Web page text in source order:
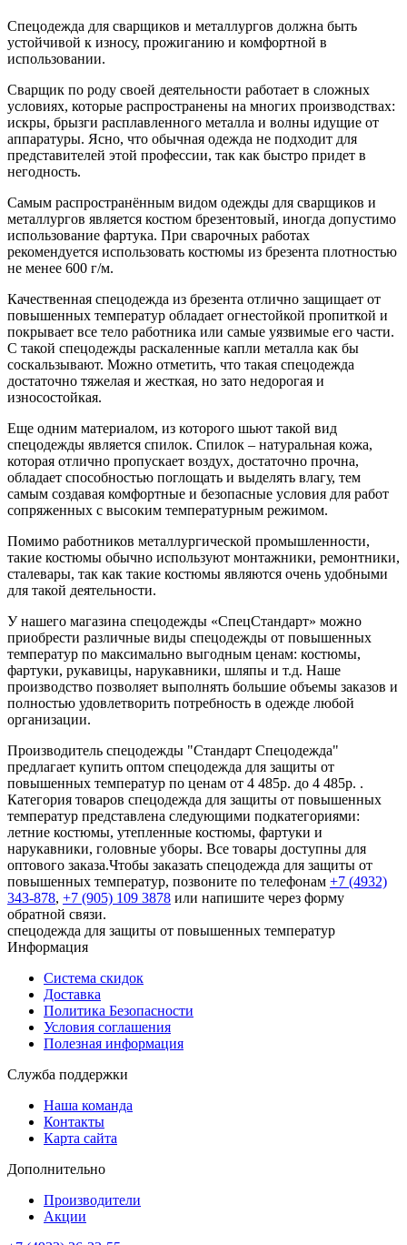
Спецодежда для сварщиков и металлургов должна быть
устойчивой к износу, прожиганию и комфортной в
использовании.
Сварщик по роду своей деятельности работает в сложных
условиях, которые распространены на многих производствах:
искры, брызги расплавленного металла и волны идущие от
аппаратуры. Ясно, что обычная одежда не подходит для
представителей этой профессии, так как быстро придет в
негодность.
Самым распространённым видом одежды для сварщиков и
металлургов является костюм брезентовый, иногда допустимо
использование фартука. При сварочных работах
рекомендуется использовать костюмы из брезента плотностью
не менее 600 г/м.
Качественная спецодежда из брезента отлично защищает от
повышенных температур обладает огнестойкой пропиткой и
покрывает все тело работника или самые уязвимые его части.
С такой спецодежды раскаленные капли металла как бы
соскальзывают. Можно отметить, что такая спецодежда
достаточно тяжелая и жесткая, но зато недорогая и
износостойкая.
Еще одним материалом, из которого шьют такой вид
спецодежды является спилок. Спилок – натуральная кожа,
которая отлично пропускает воздух, достаточно прочна,
обладает способностью поглощать и выделять влагу, тем
самым создавая комфортные и безопасные условия для работ
сопряженных с высоким температурным режимом.
Помимо работников металлургической промышленности,
такие костюмы обычно используют монтажники, ремонтники,
сталевары, так как такие костюмы являются очень удобными
для такой деятельности.
У нашего магазина спецодежды «СпецСтандарт» можно
приобрести различные виды спецодежды от повышенных
температур по максимально выгодным ценам: костюмы,
фартуки, рукавицы, нарукавники, шляпы и т.д. Наше
производство позволяет выполнять большие объемы заказов и
полностью удовлетворить потребность в одежде любой
организации.
Производитель спецодежды "Стандарт Спецодежда"
предлагает купить оптом спецодежда для защиты от
повышенных температур по ценам от 4 485р. до 4 485р. .
Категория товаров спецодежда для защиты от повышенных
температур представлена следующими подкатегориями:
летние костюмы, утепленные костюмы, фартуки и
нарукавники, головные уборы. Все товары доступны для
оптового заказа.Чтобы заказать спецодежда для защиты от
повышенных температур, позвоните по телефонам +7 (4932)
343-878, +7 (905) 109 3878 или напишите через форму
обратной связи.
спецодежда для защиты от повышенных температур
Информация
Система скидок
Доставка
Политика Безопасности
Условия соглашения
Полезная информация
Служба поддержки
Наша команда
Контакты
Карта сайта
Дополнительно
Производители
Акции